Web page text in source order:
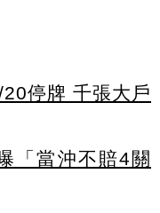
停牌 千張大戶
「當沖不賠4關